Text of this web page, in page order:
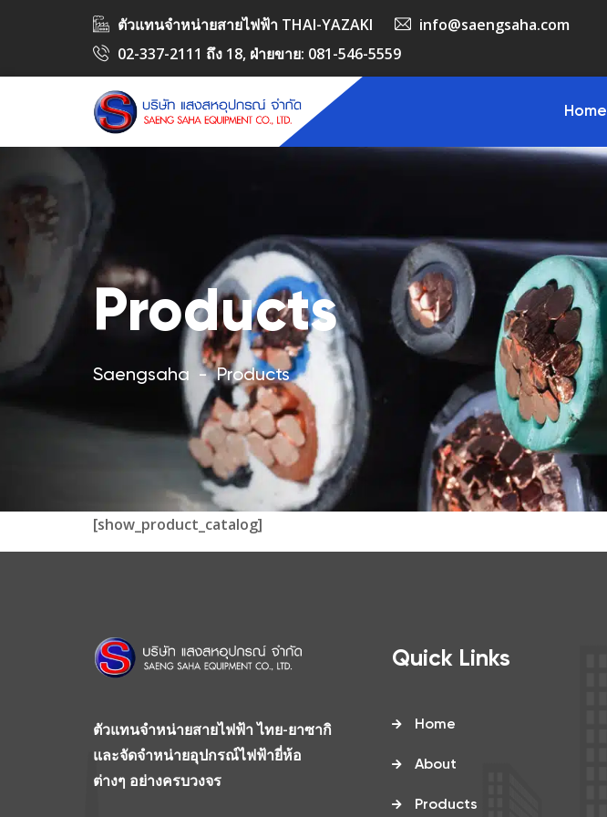
ตัวแทนจำหน่ายสายไฟฟ้า THAI-YAZAKI
info@saengsaha.com
02-337-2111 ถึง 18, ฝ่ายขาย: 081-546-5559
Home
Products
Saengsaha - Products
[show_product_catalog]
ตัวแทนจำหน่ายสายไฟฟ้า ไทย-ยาซากิ
และจัดจำหน่ายอุปกรณ์ไฟฟ้ายี่ห้อ
ต่างๆ อย่างครบวงจร
Quick Links
Home
About
Products